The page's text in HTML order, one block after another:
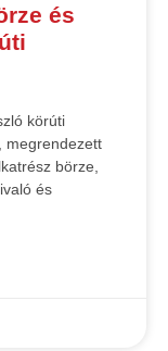
és
körúti
megrendezett
börze,
és